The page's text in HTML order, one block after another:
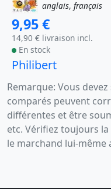
anglais, français
9,95 €
14,90 € livraison incl.
En stock
Philibert
Remarque: Vous
comparés peuvent
différentes et être
etc. Vérifiez toujours
le marchand lui-même